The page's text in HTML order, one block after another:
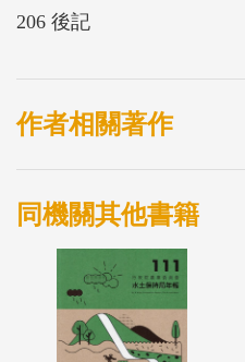
206 後記
作者相關著作
同機關其他書籍